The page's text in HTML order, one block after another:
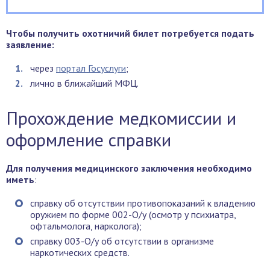
Чтобы получить охотничий билет потребуется подать
заявление:
через портал Госуслуги;
лично в ближайший МФЦ.
Прохождение медкомиссии и
оформление справки
Для получения медицинского заключения необходимо
иметь:
справку об отсутствии противопоказаний к владению
оружием по форме 002-О/у (осмотр у психиатра,
офтальмолога, нарколога);
справку 003-О/у об отсутствии в организме
наркотических средств.